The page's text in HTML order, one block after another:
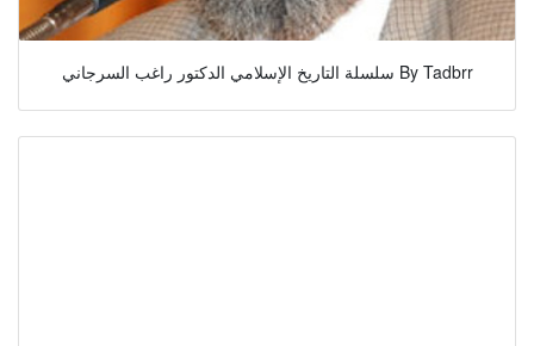
سلسلة التاريخ الإسلامي الدكتور راغب السرجاني By Tadbrr